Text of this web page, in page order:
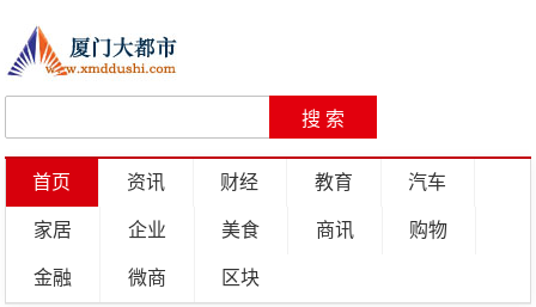
首页 资讯 财经 教育 汽车
家居 企业 美食 商讯 购物
金融 微商 区块